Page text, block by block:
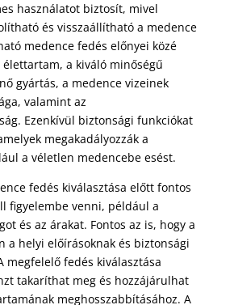
használatot biztosít, mivel
és visszaállítható a medence
medence fedés előnyei közé
a kiváló minőségű
gyártás, a medence vizeinek
valamint az
Ezenkívül biztonsági funkciókat
megakadályozzák a
a véletlen medencebe esést.
fedés kiválasztása előtt fontos
figyelembe venni, például a
és az árakat. Fontos az is, hogy a
a helyi előírásoknak és biztonsági
megfelelő fedés kiválasztása
takaríthat meg és hozzájárulhat
meghosszabbításához. A